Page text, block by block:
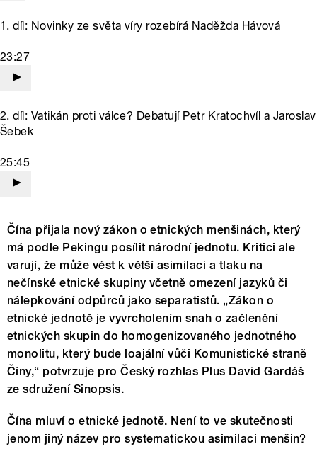
1. díl: Novinky ze světa víry rozebírá Naděžda Hávová
23:27
2. díl: Vatikán proti válce? Debatují Petr Kratochvíl a Jaroslav
Šebek
25:45
Čína přijala nový zákon o etnických menšinách, který
má podle Pekingu posílit národní jednotu. Kritici ale
varují, že může vést k větší asimilaci a tlaku na
nečínské etnické skupiny včetně omezení jazyků či
nálepkování odpůrců jako separatistů. „Zákon o
etnické jednotě je vyvrcholením snah o začlenění
etnických skupin do homogenizovaného jednotného
monolitu, který bude loajální vůči Komunistické straně
Číny,“ potvrzuje pro Český rozhlas Plus David Gardáš
ze sdružení Sinopsis.
Čína mluví o etnické jednotě. Není to ve skutečnosti
jenom jiný název pro systematickou asimilaci menšin?